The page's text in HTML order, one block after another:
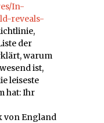
In-
reveals-
der
warum
ist,
leiseste
hat: Ihr
von England